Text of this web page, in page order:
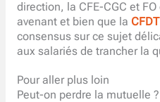
direction, la CFE-CGC et
avenant et bien que la CFDT
consensus sur ce sujet
aux salariés de trancher la
Pour aller plus loin
Peut-on perdre la mutuelle